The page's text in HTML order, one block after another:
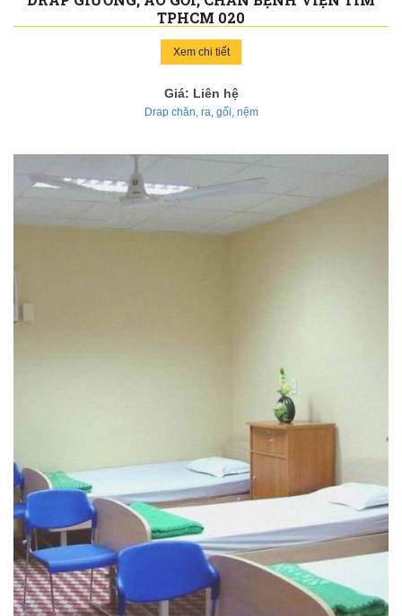
TPHCM 020
Xem chi tiết
Giá: Liên hệ
Drap chăn, ra, gối, nệm